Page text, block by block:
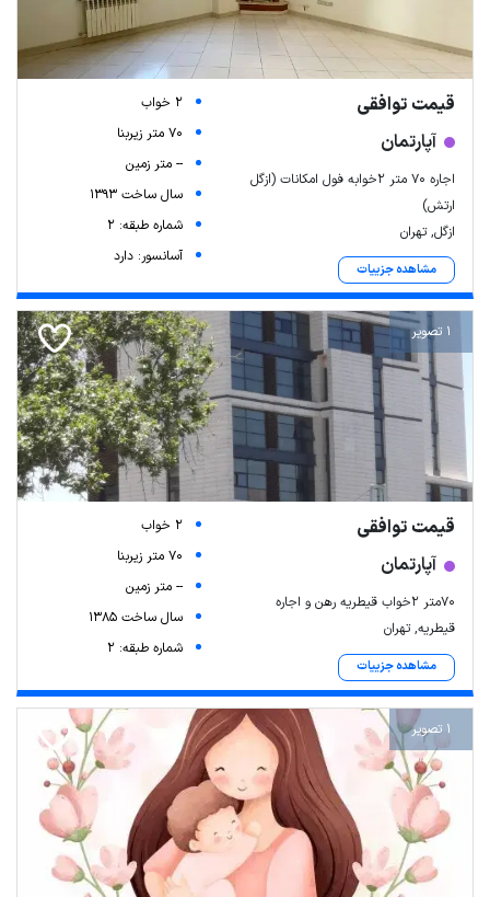
قیمت توافقی
آپارتمان
اجاره ۷۰ متر ۲خوابه فول امکانات (ازگل
ارتش)
ازگل, تهران
مشاهده جزییات
2 خواب
70 متر زیربنا
-- متر زمین
سال ساخت 1393
شماره طبقه: 2
آسانسور: دارد
1 تصویر
قیمت توافقی
آپارتمان
۷۰متر ۲خواب قیطریه رهن و اجاره
قیطریه, تهران
مشاهده جزییات
2 خواب
70 متر زیربنا
-- متر زمین
سال ساخت 1385
شماره طبقه: 2
1 تصویر